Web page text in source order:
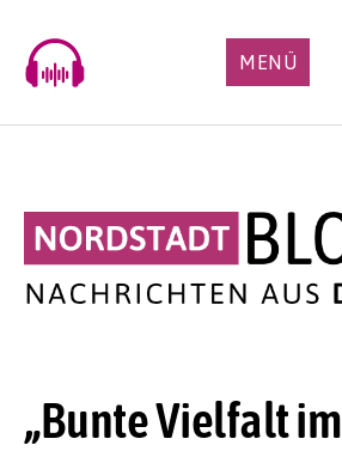
content
MENÜ
„Bunte Vielfalt im